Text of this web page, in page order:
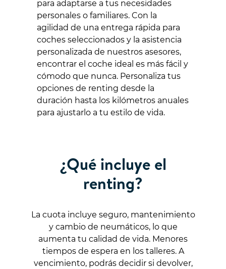
para adaptarse a tus necesidades
personales o familiares. Con la
agilidad de una entrega rápida para
coches seleccionados y la asistencia
personalizada de nuestros asesores,
encontrar el coche ideal es más fácil y
cómodo que nunca. Personaliza tus
opciones de renting desde la
duración hasta los kilómetros anuales
para ajustarlo a tu estilo de vida.
¿Qué incluye el
renting?
La cuota incluye seguro, mantenimiento
y cambio de neumáticos, lo que
aumenta tu calidad de vida. Menores
tiempos de espera en los talleres. A
vencimiento, podrás decidir si devolver,